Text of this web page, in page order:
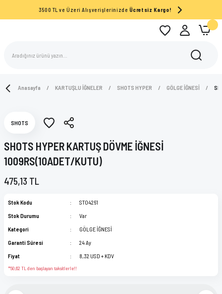
3500 TL ve Üzeri Alışverişlerinizde Ücretsiz Kargo!
Anasayfa KARTUŞLU İĞNELER SHOTS HYPER GÖLGE İĞNESİ
SHOTS
SHOTS HYPER KARTUŞ DÖVME İĞNESİ
1009RS(10ADET/KUTU)
475,13 TL
Stok Kodu
ST04261
Stok Durumu
Var
Kategori
GÖLGE İĞNESİ
Garanti Süresi
24 Ay
Fiyat
8,32 USD + KDV
*50,62 TL den başlayan taksitlerle!!